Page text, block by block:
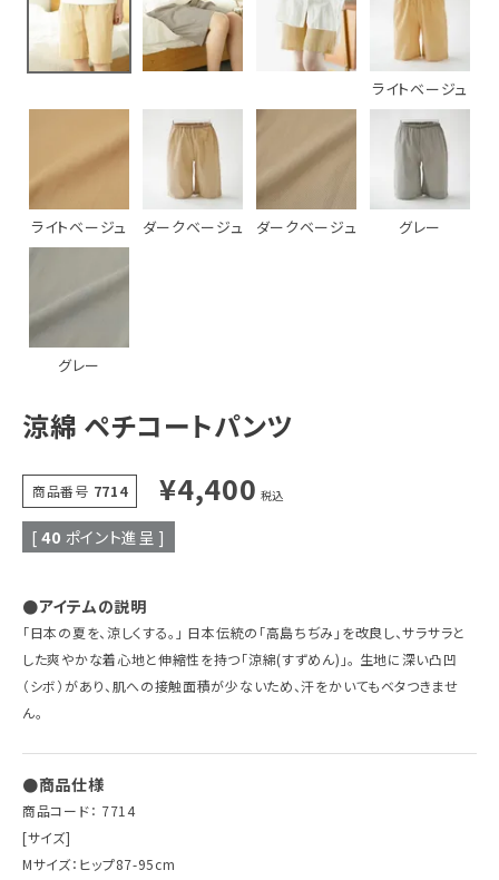
特集
読み物
ログアウト
ライトベージュ
ライトベージュ ダークベージュ ダークベージュ グレー
グレー
涼綿 ペチコートパンツ
商品番号 7714 ¥4,400 税込
[ 40 ポイント進呈 ]
●アイテムの説明
「日本の夏を、涼しくする。」 日本伝統の「高島ちぢみ」を改良し、サラサラと
した爽やかな着心地と伸縮性を持つ「涼綿(すずめん)」。 生地に深い凸凹
（シボ）があり、肌への接触面積が少ないため、汗をかいてもベタつきませ
ん。
●商品仕様
商品コード： 7714
[サイズ]
Mサイズ：ヒップ87-95cm